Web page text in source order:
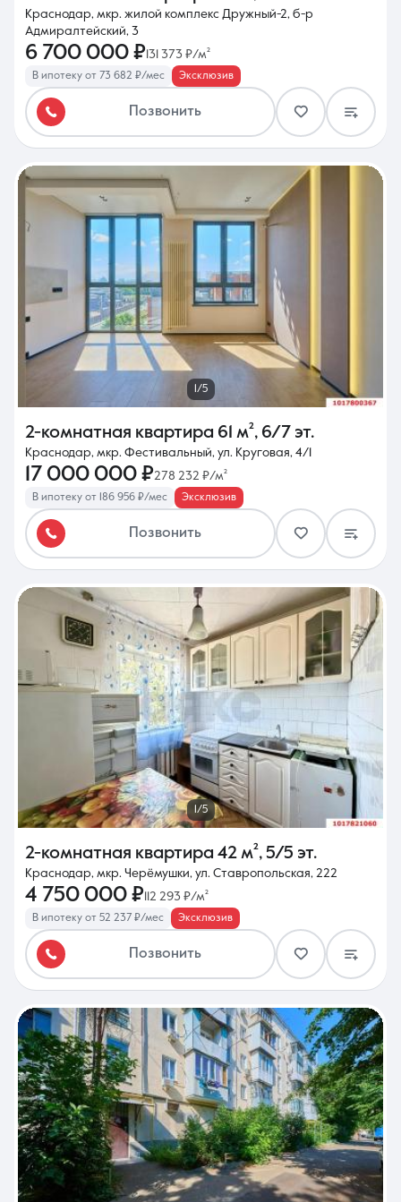
Краснодар, мкр. жилой комплекс Дружный-2, б-р
Адмиралтейский, 3
6 700 000 ₽ 131 373 ₽/м²
В ипотеку от 73 682 ₽/мес Эксклюзив
Позвонить
1/5
2-комнатная квартира 61 м², 6/7 эт.
Краснодар, мкр. Фестивальный, ул. Круговая, 4/1
17 000 000 ₽278 232 ₽/м²
В ипотеку от 186 956 ₽/мес Эксклюзив
Позвонить
1/5
2-комнатная квартира 42 м², 5/5 эт.
Краснодар, мкр. Черёмушки, ул. Ставропольская, 222
4 750 000 ₽112 293 ₽/м²
В ипотеку от 52 237 ₽/мес Эксклюзив
Позвонить